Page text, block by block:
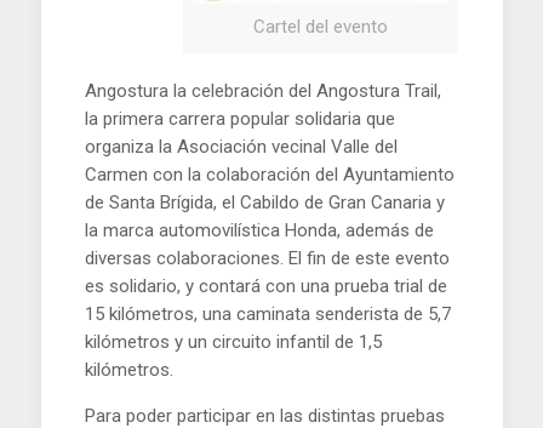
Cartel del evento
Angostura la celebración del Angostura Trail,
la primera carrera popular solidaria que
organiza la Asociación vecinal Valle del
Carmen con la colaboración del Ayuntamiento
de Santa Brígida, el Cabildo de Gran Canaria y
la marca automovilística Honda, además de
diversas colaboraciones. El fin de este evento
es solidario, y contará con una prueba trial de
15 kilómetros, una caminata senderista de 5,7
kilómetros y un circuito infantil de 1,5
kilómetros.
Para poder participar en las distintas pruebas